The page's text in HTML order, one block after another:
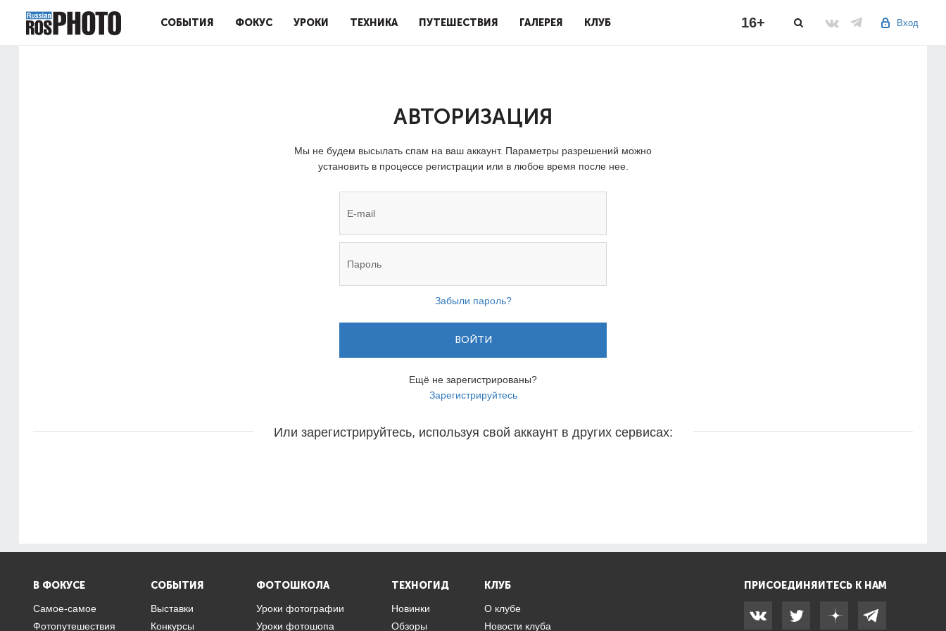
СОБЫТИЯ ФОКУС УРОКИ ТЕХНИКА ПУТЕШЕСТВИЯ ГАЛЕРЕЯ КЛУБ Вход
16+
АВТОРИЗАЦИЯ
Мы не будем высылать спам на ваш аккаунт. Параметры разрешений можно
установить в процессе регистрации или в любое время после нее.
Забыли пароль?
ВОЙТИ
Ещё не зарегистрированы?
Зарегистрируйтесь
Или зарегистрируйтесь, используя свой аккаунт в других сервисах:
В ФОКУСЕ
Самое-самое
Фотопутешествия
СОБЫТИЯ
Выставки
Конкурсы
ФОТОШКОЛА
Уроки фотографии
Уроки фотошопа
ТЕХНОГИД
Новинки
Обзоры
КЛУБ
О клубе
Новости клуба
ПРИСОЕДИНЯЙТЕСЬ К НАМ